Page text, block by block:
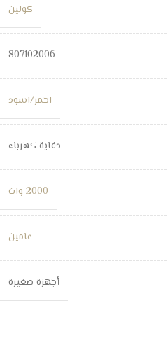
كولين
807102006
احمر/اسود
دفاية كهرباء
2000 وات
عامين
أجهزة صغيرة